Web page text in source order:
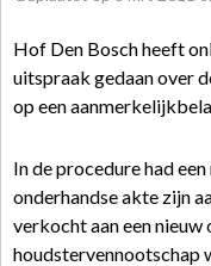
Hof Den Bosch heeft
uitspraak gedaan over
op een
In de procedure had
onderhandse akte zijn
verkocht aan een
houdstervennootschap